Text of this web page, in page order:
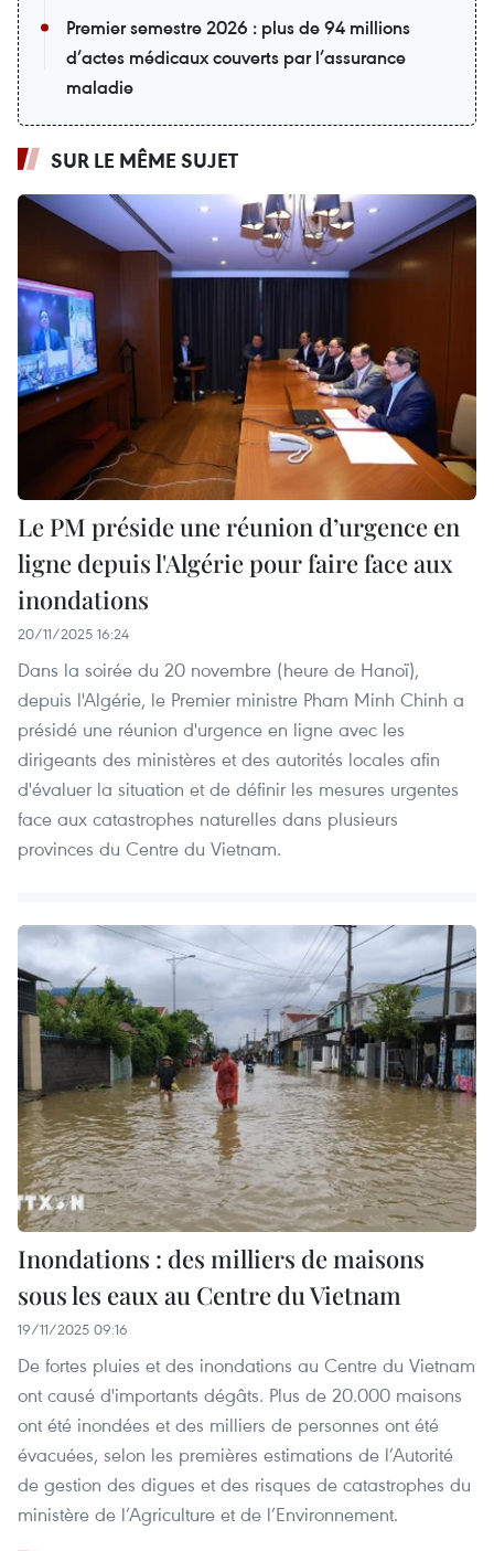
Premier semestre 2026 : plus de 94 millions
d’actes médicaux couverts par l’assurance
maladie
SUR LE MÊME SUJET
Le PM préside une réunion d’urgence en
ligne depuis l'Algérie pour faire face aux
inondations
20/11/2025 16:24
Dans la soirée du 20 novembre (heure de Hanoï),
depuis l'Algérie, le Premier ministre Pham Minh Chinh a
présidé une réunion d'urgence en ligne avec les
dirigeants des ministères et des autorités locales afin
d'évaluer la situation et de définir les mesures urgentes
face aux catastrophes naturelles dans plusieurs
provinces du Centre du Vietnam.
Inondations : des milliers de maisons
sous les eaux au Centre du Vietnam
19/11/2025 09:16
De fortes pluies et des inondations au Centre du Vietnam
ont causé d'importants dégâts. Plus de 20.000 maisons
ont été inondées et des milliers de personnes ont été
évacuées, selon les premières estimations de l’Autorité
de gestion des digues et des risques de catastrophes du
ministère de l’Agriculture et de l’Environnement.